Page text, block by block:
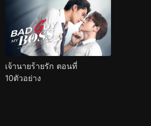
เจ้านายร้ายรัก ตอนที่
10ตัวอย่าง